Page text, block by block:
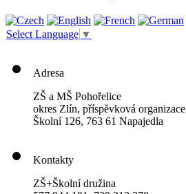
Select Language ▼
Adresa
ZŠ a MŠ Pohořelice
okres Zlín, příspěvková organizace
Školní 126, 763 61 Napajedla
Kontakty
ZŠ+Školní družina